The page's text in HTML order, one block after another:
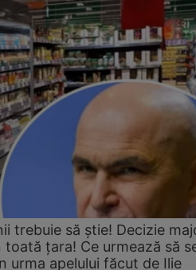
trebuie să știe! Decizie
țara! Ce urmează să
urma apelului făcut de Ilie